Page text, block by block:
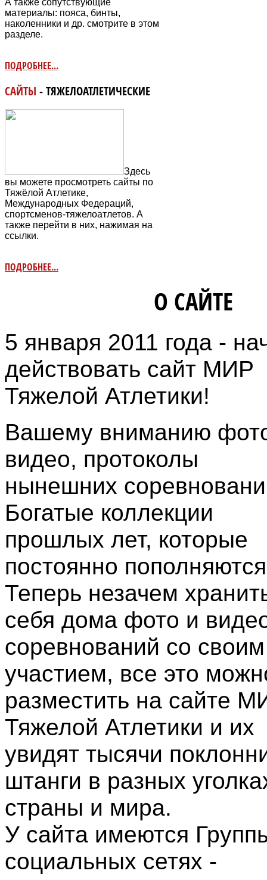
материалы: пояса, бинты,
наколенники и др. смотрите в этом
разделе.
ПОДРОБНЕЕ...
САЙТЫ - ТЯЖЕЛОАТЛЕТИЧЕСКИЕ
Здесь
вы можете просмотреть сайты по
Тяжёлой Атлетике,
Международных Федераций,
спортсменов-тяжелоатлетов. А
также перейти в них, нажимая на
ссылки.
ПОДРОБНЕЕ...
О САЙТЕ
5 января 2011 года -
действовать сайт МИР
Тяжелой Атлетики!
Вашему вниманию
видео, протоколы
нынешних
Богатые коллекции
прошлых лет, которые
постоянно
Теперь незачем
себя дома фото и
соревнований со своим
участием, все это
разместить на сайте
Тяжелой Атлетики и их
увидят тысячи
штанги в разных
страны и мира.
У сайта имеются
социальных сетях -